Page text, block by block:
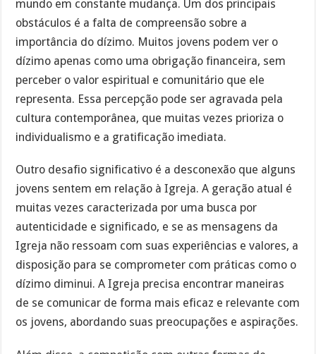
mundo em constante mudança. Um dos principais
obstáculos é a falta de compreensão sobre a
importância do dízimo. Muitos jovens podem ver o
dízimo apenas como uma obrigação financeira, sem
perceber o valor espiritual e comunitário que ele
representa. Essa percepção pode ser agravada pela
cultura contemporânea, que muitas vezes prioriza o
individualismo e a gratificação imediata.
Outro desafio significativo é a desconexão que alguns
jovens sentem em relação à Igreja. A geração atual é
muitas vezes caracterizada por uma busca por
autenticidade e significado, e se as mensagens da
Igreja não ressoam com suas experiências e valores, a
disposição para se comprometer com práticas como o
dízimo diminui. A Igreja precisa encontrar maneiras
de se comunicar de forma mais eficaz e relevante com
os jovens, abordando suas preocupações e aspirações.